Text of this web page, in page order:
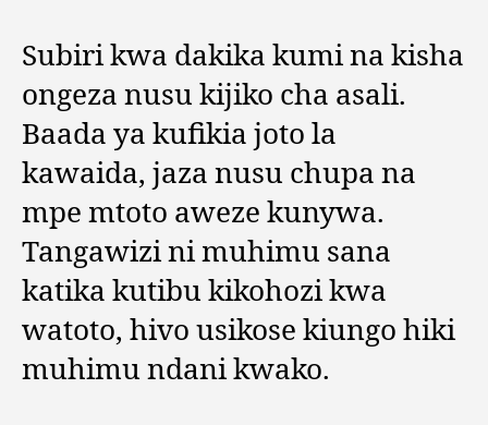
Subiri kwa dakika kumi na kisha
ongeza nusu kijiko cha asali.
Baada ya kufikia joto la
kawaida, jaza nusu chupa na
mpe mtoto aweze kunywa.
Tangawizi ni muhimu sana
katika kutibu kikohozi kwa
watoto, hivo usikose kiungo hiki
muhimu ndani kwako.